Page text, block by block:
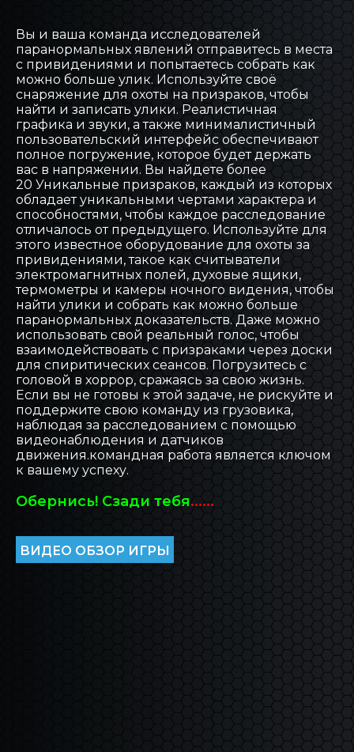
Вы и ваша команда исследователей
паранормальных явлений отправитесь в места
с привидениями и попытаетесь собрать как
можно больше улик. Используйте своё
снаряжение для охоты на призраков, чтобы
найти и записать улики. Реалистичная
графика и звуки, а также минималистичный
пользовательский интерфейс обеспечивают
полное погружение, которое будет держать
вас в напряжении. Вы найдете более
20 Уникальные призраков, каждый из которых
обладает уникальными чертами характера и
способностями, чтобы каждое расследование
отличалось от предыдущего. Используйте для
этого известное оборудование для охоты за
привидениями, такое как считыватели
электромагнитных полей, духовые ящики,
термометры и камеры ночного видения, чтобы
найти улики и собрать как можно больше
паранормальных доказательств. Даже можно
использовать свой реальный голос, чтобы
взаимодействовать с призраками через доски
для спиритических сеансов. Погрузитесь с
головой в хоррор, сражаясь за свою жизнь.
Если вы не готовы к этой задаче, не рискуйте и
поддержите свою команду из грузовика,
наблюдая за расследованием с помощью
видеонаблюдения и датчиков
движения.командная работа является ключом
к вашему успеху.
Обернись! Сзади тебя......
ВИДЕО ОБЗОР ИГРЫ